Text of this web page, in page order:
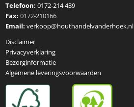
Telefoon:0172-214 439
Fax:0172-210166
Email: verkoop@houthandelvanderhoek.nl
Disclaimer
Privacyverklaring
Bezorginformatie
Algemene leveringsvoorwaarden